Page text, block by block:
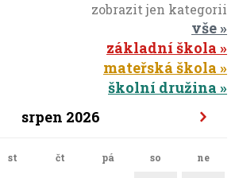
zobrazit jen kategorii
vše
základní škola
mateřská škola
školní družina
srpen 2026
st čt pá so ne